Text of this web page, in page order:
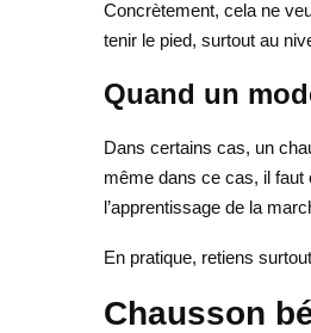
Concrètement, cela ne
tenir le pied, surtout au
Quand un
Dans certains cas, un
même dans ce cas, il faut
l’apprentissage de la
En pratique, retiens
Chausson